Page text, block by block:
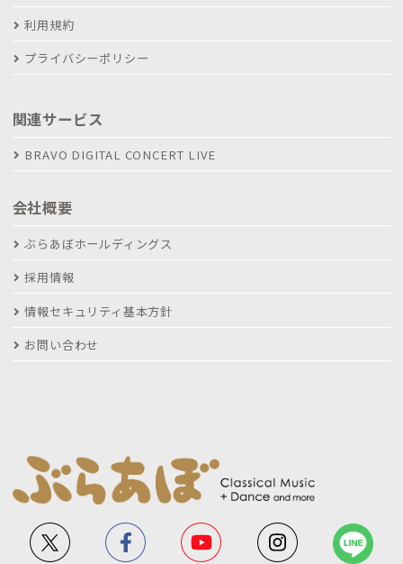
利用規約
プライバシーポリシー
関連サービス
BRAVO DIGITAL CONCERT LIVE
会社概要
ぶらあぼホールディングス
採用情報
情報セキュリティ基本方針
お問い合わせ